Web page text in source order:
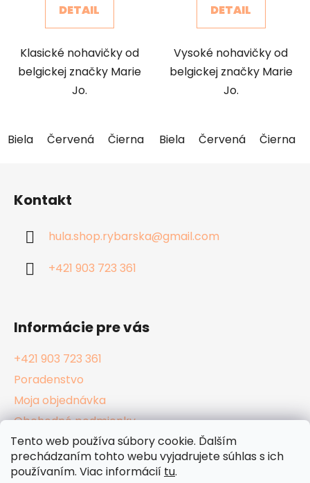
Tento web používa súbory cookie. Ďalším
prechádzaním tohto webu vyjadrujete súhlas s ich
používaním. Viac informácií tu.
DETAIL
Klasické nohavičky od
belgickej značky Marie
Jo.
Biela Červená Čierna Maslová Modrá Ružová
DETAIL
Vysoké nohavičky od
belgickej značky Marie
Jo.
Biela Červená Čierna
Kontakt
hula.shop.rybarska@gmail.com
+421 903 723 361
Informácie pre vás
+421 903 723 361
Poradenstvo
Moja objednávka
Obchodné podmienky
Reklamačný poriadok
Podmienky ochrany osobných údajov